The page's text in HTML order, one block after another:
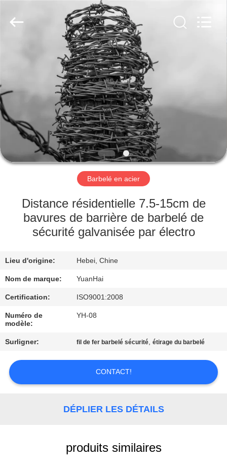
MAISON
PRODUITS
VR
SHOW
AU
NOUS
D'USINE
CONTRÔLE
DE
QUALITÉ
CONTACTEZ-
NOUS
NOUVELLES
DEMANDEZ
mesh
products
Barbelé en acier
Distance résidentielle 7.5-15cm de
bavures de barrière de barbelé de
sécurité galvanisée par électro
Lieu d'origine: Hebei, Chine
Nom de marque: YuanHai
Certification: ISO9001:2008
Numéro de
modèle:
YH-08
Surligner: fil de fer barbelé sécurité,étirage du barbelé
CONTACT!
DÉPLIER LES DÉTAILS
produits similaires